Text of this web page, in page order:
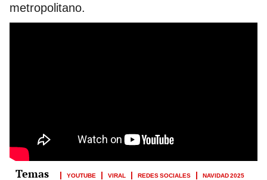
metropolitano.
YOUTUBE VIRAL REDES SOCIALES
NAVIDAD 2025